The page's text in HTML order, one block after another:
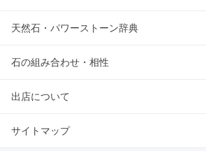
天然石・パワーストーン辞典
石の組み合わせ・相性
出店について
サイトマップ